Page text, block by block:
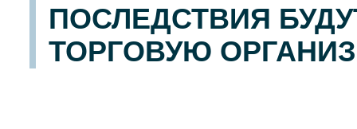
ПОСЛЕДСТВИЯ
ТОРГОВУЮ